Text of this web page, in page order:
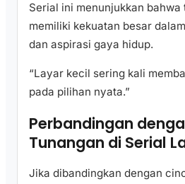
Serial ini menunjukkan bahwa
memiliki kekuatan besar
dan aspirasi gaya hidup.
“Layar kecil sering kali
pada pilihan nyata.”
Perbandingan
Tunangan di Serial
Jika dibandingkan dengan